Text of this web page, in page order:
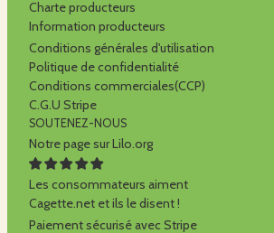
Charte producteurs
Information producteurs
Conditions générales d'utilisation
Politique de confidentialité
Conditions commerciales(CCP)
C.G.U Stripe
SOUTENEZ-NOUS
Notre page sur Lilo.org
Les consommateurs aiment
Cagette.net et ils le disent !
Paiement sécurisé avec Stripe